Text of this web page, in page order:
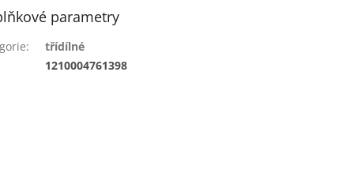
parametry
:
třídílné
1210004761398